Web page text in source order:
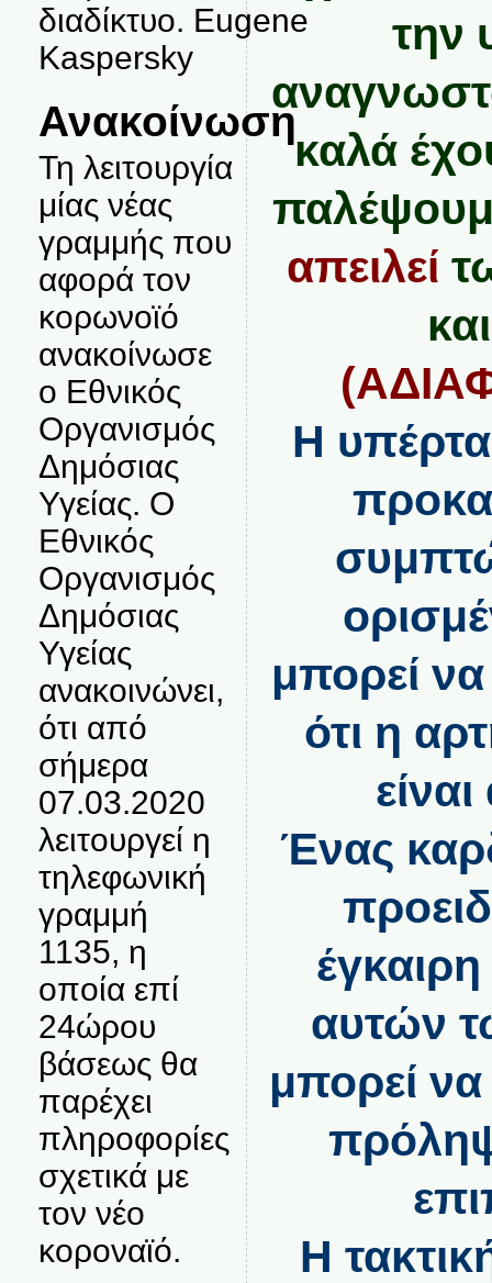
διαδίκτυο. Eugene
Kaspersky
Ανακοίνωση
Τη λειτουργία
μίας νέας
γραμμής που
αφορά τον
κορωνοϊό
ανακοίνωσε
ο Εθνικός
Οργανισμός
Δημόσιας
Υγείας. Ο
Εθνικός
Οργανισμός
Δημόσιας
Υγείας
ανακοινώνει,
ότι από
σήμερα
07.03.2020
λειτουργεί η
τηλεφωνική
γραμμή
1135, η
οποία επί
24ώρου
βάσεως θα
παρέχει
πληροφορίες
σχετικά με
τον νέο
κοροναϊό.
την
καλά
απειλεί
Η
μπορεί
ότι η
Ένας
αυτών
μπορεί
Η